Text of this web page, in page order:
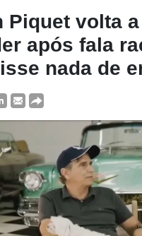
Piquet volta
após fala
nada de